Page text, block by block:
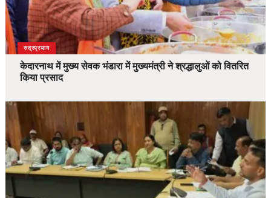
उत्तराखंड
देश
रुद्रप्रयाग
केदारनाथ में मुख्य सेवक भंडारा में मुख्यमंत्री ने श्रद्धालुओं को वितरित
किया प्रसाद